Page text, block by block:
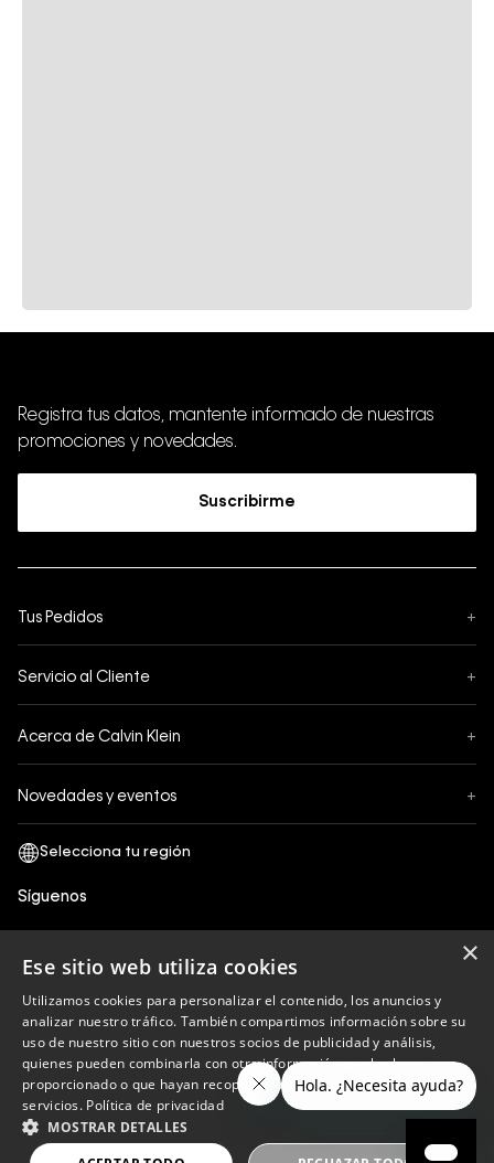
Registra tus datos, mantente informado de nuestras
promociones y novedades.
Suscribirme
Tus Pedidos +
Formas de Pago
Servicio al Cliente +
¿Cómo comprar?
Acerca de Calvin Klein +
Términos y Condiciones
Política de Privacidad y tratamiento de datos personales
Política de Cookies
Libro de reclamaciones
Políticas de recojo en tienda
Novedades y eventos +
Síguenos
Calvin Klein
Copyright © 2023 Calvin Klein peru ®. Todos los
derechos reservados.
×
Ese sitio web utiliza cookies
Utilizamos cookies para personalizar el contenido, los anuncios y
analizar nuestro tráfico. También compartimos información sobre su
uso de nuestro sitio con nuestros socios de publicidad y análisis,
quienes pueden combinarla con otra información que les haya
proporcionado o que hayan recopilado a partir del uso de sus
servicios. Política de privacidad
MOSTRAR DETALLES